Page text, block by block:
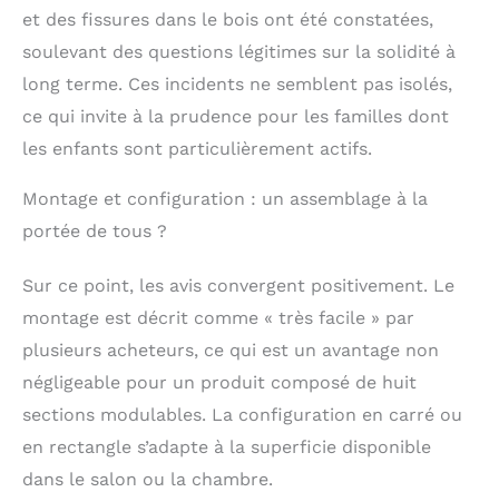
petit. Que vous ayez
jeu compacte ou
d'une plus grande, il
suffit de tourner les
connecteurs et
d'ajouter ou de retirer
personnaliser la
en une aire de jeu
sécurisée pour bébé.
La fonction extensible
vous permet de créer
un parc extra large au
fur et à mesure que
Facile à installer en
quelques minutes,
et des fissures dans le bois ont été constatées,
soulevant des questions légitimes sur la solidité à
long terme. Ces incidents ne semblent pas isolés,
ce qui invite à la prudence pour les familles dont
les enfants sont particulièrement actifs.
Montage et configuration : un assemblage à la
portée de tous ?
Sur ce point, les avis convergent positivement. Le
montage est décrit comme « très facile » par
plusieurs acheteurs, ce qui est un avantage non
négligeable pour un produit composé de huit
sections modulables. La configuration en carré ou
en rectangle s’adapte à la superficie disponible
dans le salon ou la chambre.